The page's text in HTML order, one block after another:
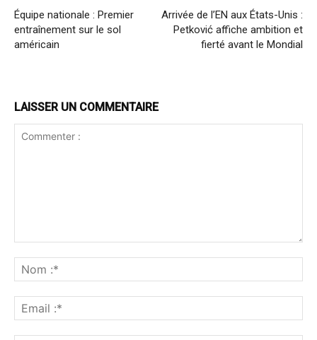
Équipe nationale : Premier
entraînement sur le sol
américain
Arrivée de l’EN aux États-Unis :
Petković affiche ambition et
fierté avant le Mondial
LAISSER UN COMMENTAIRE